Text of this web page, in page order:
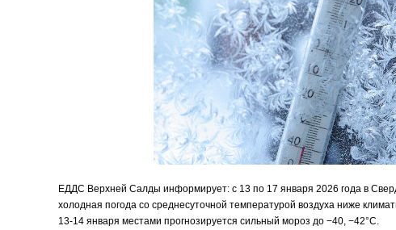
ЕДДС Верхней Салды информирует: с 13 по 17 января 2026 года в
холодная погода со среднесуточной температурой воздуха ниже
13‑14 января местами прогнозируется сильный мороз до −40, −42°С.